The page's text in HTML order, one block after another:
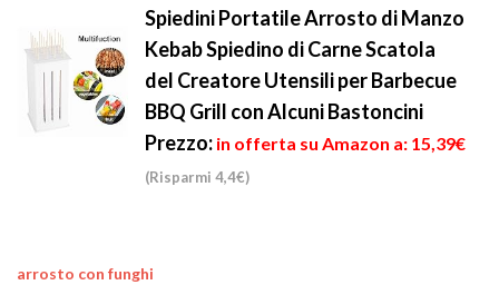
Spiedini Portatile Arrosto di Manzo
Kebab Spiedino di Carne Scatola
del Creatore Utensili per Barbecue
BBQ Grill con Alcuni Bastoncini
Prezzo: in offerta su Amazon a: 15,39€
(Risparmi 4,4€)
arrosto con funghi